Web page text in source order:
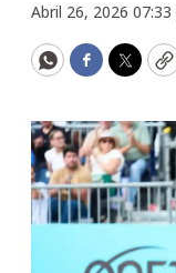
Abril 26, 2026 07:33
WhatsApp
Facebook